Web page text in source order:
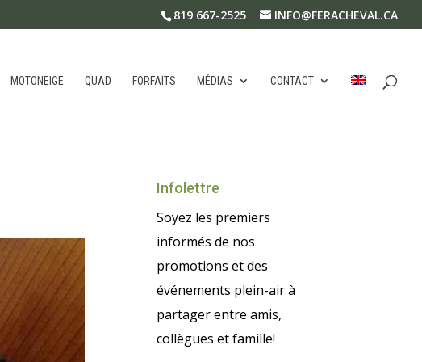
819 667-2525 INFO@FERACHEVAL.CA
MOTONEIGE QUAD FORFAITS MÉDIAS CONTACT
Infolettre
Soyez les premiers
informés de nos
promotions et des
événements plein-air à
partager entre amis,
collègues et famille!